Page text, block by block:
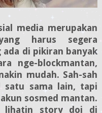
media merupakan
harus segera
di pikiran banyak
nge-blockmantan,
mudah. Sah-sah
satu sama lain, tapi
sosmed mantan.
lihatin story doi di